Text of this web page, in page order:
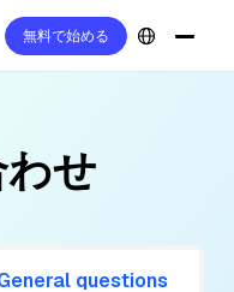
無料で始める
せ
questions